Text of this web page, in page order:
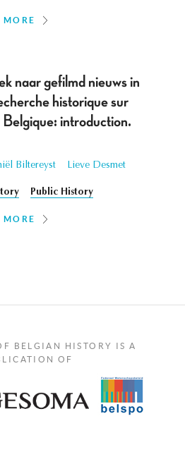
MORE
naar gefilmd nieuws in
historique sur
Belgique: introduction.
Biltereyst Lieve Desmet
Public History
MORE
BELGIAN HISTORY IS A
OF